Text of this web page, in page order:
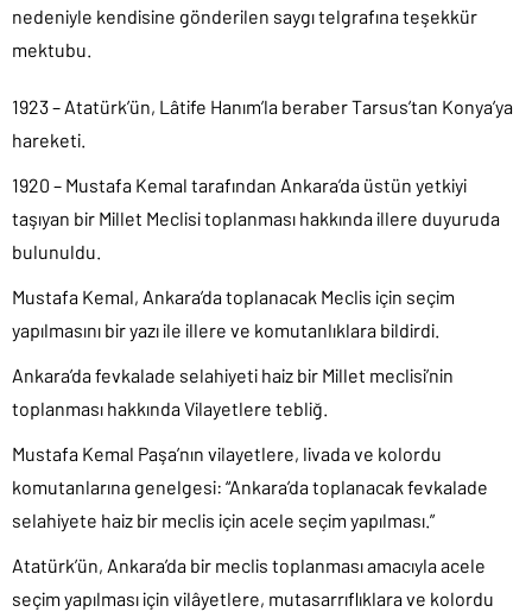
nedeniyle kendisine gönderilen saygı telgrafına teşekkür
mektubu.
1923 – Atatürk’ün, Lâtife Hanım’la beraber Tarsus’tan Konya’ya
hareketi.
1920 – Mustafa Kemal tarafından Ankara’da üstün yetkiyi
taşıyan bir Millet Meclisi toplanması hakkında illere duyuruda
bulunuldu.
Mustafa Kemal, Ankara’da toplanacak Meclis için seçim
yapılmasını bir yazı ile illere ve komutanlıklara bildirdi.
Ankara’da fevkalade selahiyeti haiz bir Millet meclisi’nin
toplanması hakkında Vilayetlere tebliğ.
Mustafa Kemal Paşa’nın vilayetlere, livada ve kolordu
komutanlarına genelgesi: “Ankara’da toplanacak fevkalade
selahiyete haiz bir meclis için acele seçim yapılması.”
Atatürk’ün, Ankara’da bir meclis toplanması amacıyla acele
seçim yapılması için vilâyetlere, mutasarrıflıklara ve kolordu